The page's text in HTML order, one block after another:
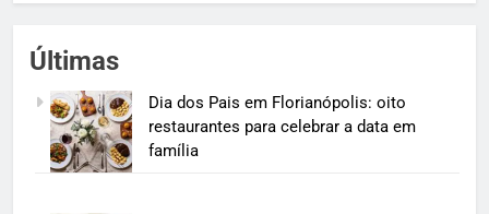
Últimas
Dia dos Pais em Florianópolis: oito
restaurantes para celebrar a data em
família